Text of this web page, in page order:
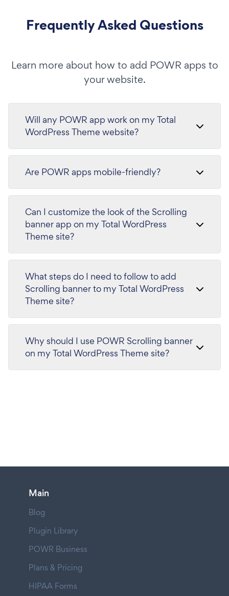
Frequently Asked Questions
Learn more about how to add POWR apps to
your website.
Will any POWR app work on my Total
WordPress Theme website?
Are POWR apps mobile-friendly?
Can I customize the look of the Scrolling
banner app on my Total WordPress
Theme site?
What steps do I need to follow to add
Scrolling banner to my Total WordPress
Theme site?
Why should I use POWR Scrolling banner
on my Total WordPress Theme site?
Main
Blog
Plugin Library
POWR Business
Plans & Pricing
HIPAA Forms